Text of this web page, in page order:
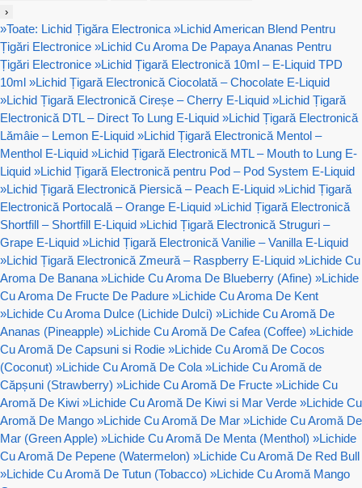
›
»Toate: Lichid Țigăra Electronica »Lichid American Blend Pentru
Țigări Electronice »Lichid Cu Aroma De Papaya Ananas Pentru
Țigări Electronice »Lichid Țigară Electronică 10ml – E-Liquid TPD
10ml »Lichid Țigară Electronică Ciocolată – Chocolate E-Liquid
»Lichid Țigară Electronică Cireșe – Cherry E-Liquid »Lichid Țigară
Electronică DTL – Direct To Lung E-Liquid »Lichid Țigară Electronică
Lămâie – Lemon E-Liquid »Lichid Țigară Electronică Mentol –
Menthol E-Liquid »Lichid Țigară Electronică MTL – Mouth to Lung E-
Liquid »Lichid Țigară Electronică pentru Pod – Pod System E-Liquid
»Lichid Țigară Electronică Piersică – Peach E-Liquid »Lichid Țigară
Electronică Portocală – Orange E-Liquid »Lichid Țigară Electronică
Shortfill – Shortfill E-Liquid »Lichid Țigară Electronică Struguri –
Grape E-Liquid »Lichid Țigară Electronică Vanilie – Vanilla E-Liquid
»Lichid Țigară Electronică Zmeură – Raspberry E-Liquid »Lichide Cu
Aroma De Banana »Lichide Cu Aroma De Blueberry (Afine) »Lichide
Cu Aroma De Fructe De Padure »Lichide Cu Aroma De Kent
»Lichide Cu Aroma Dulce (Lichide Dulci) »Lichide Cu Aromă De
Ananas (Pineapple) »Lichide Cu Aromă De Cafea (Coffee) »Lichide
Cu Aromă De Capsuni si Rodie »Lichide Cu Aromă De Cocos
(Coconut) »Lichide Cu Aromă De Cola »Lichide Cu Aromă de
Căpșuni (Strawberry) »Lichide Cu Aromă De Fructe »Lichide Cu
Aromă De Kiwi »Lichide Cu Aromă De Kiwi si Mar Verde »Lichide Cu
Aromă De Mango »Lichide Cu Aromă De Mar »Lichide Cu Aromă De
Mar (Green Apple) »Lichide Cu Aromă De Menta (Menthol) »Lichide
Cu Aromă De Pepene (Watermelon) »Lichide Cu Aromă De Red Bull
»Lichide Cu Aromă De Tutun (Tobacco) »Lichide Cu Aromă Mango